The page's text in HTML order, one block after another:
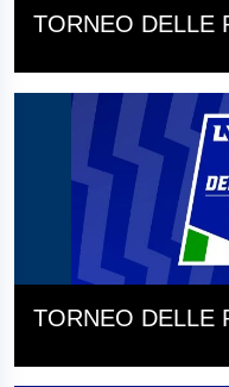
TORNEO DELLE
TORNEO DELLE